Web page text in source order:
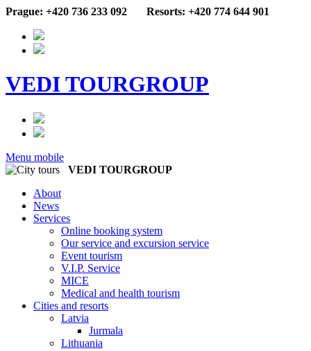
Prague: +420 736 233 092 Resorts: +420 774 644 901
VEDI TOURGROUP
Menu mobile
VEDI TOURGROUP
About
News
Services
Online booking system
Our service and excursion service
Event tourism
V.I.P. Service
MICE
Medical and health tourism
Cities and resorts
Latvia
Jurmala
Lithuania